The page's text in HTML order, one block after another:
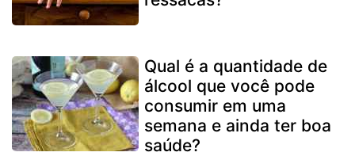
Qual é a quantidade de
álcool que você pode
consumir em uma
semana e ainda ter boa
saúde?